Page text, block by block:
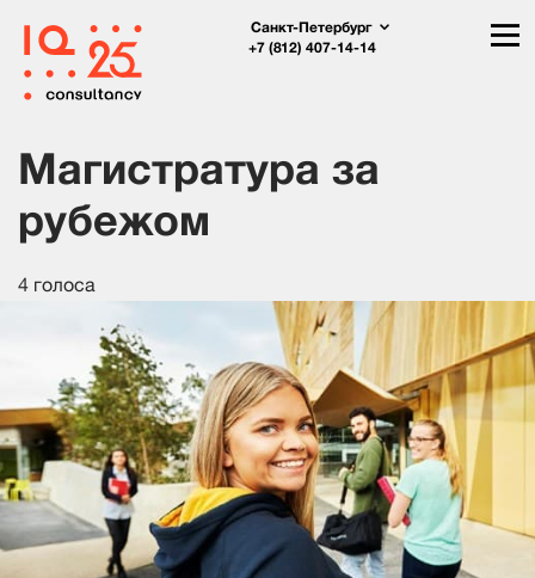
Санкт-Петербург
+7 (812) 407-14-14
Магистратура за
рубежом
4 голоса